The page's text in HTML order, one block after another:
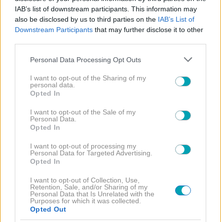
IAB’s list of downstream participants. This information may
also be disclosed by us to third parties on the IAB’s List of
Downstream Participants that may further disclose it to other
Please note that this website/app uses one or more Google
not limited to your visit or usage behaviour. You may click to
grant or deny consent to Google and its third-party tags to
use your data for below specified purposes in below Google
consent section.
Personal Data Processing Opt Outs
I want to opt-out of the Sharing of my
personal data.
Opted In
I want to opt-out of the Sale of my
Personal Data.
Opted In
I want to opt-out of processing my
Personal Data for Targeted Advertising.
Opted In
I want to opt-out of Collection, Use,
Retention, Sale, and/or Sharing of my
Personal Data that Is Unrelated with the
Purposes for which it was collected.
Opted Out
Το έργο σας κλείνει με τη γεύση της
μοιρασμένης χαράς. Σε μια εποχή έντονου
ατομικισμού, πόσο απαραίτητο είναι να
υπενθυμίζουμε στα παιδιά ότι η μεγαλύτερη
απόλαυση βρίσκεται σε αυτό που
δημιουργούμε και μοιραζόμαστε με τους
άλλους;
Ι.-Σ.Α.:Τα παιδιά πετυχαίνουν σε όλες τις
αποστολές κι ανακαλύπτουν τον «χρυσαφένιο»
παραπέρα: δεν αρκούνται στην κουλούρα της
Λαμπρής αλλά αυτοσχεδιάζουν και δημιουργούν
τα πρώτα κουλουράκια.
Σε αυτό το σημείο η ιστορία θα μπορούσε να
τελειώσει. Η μεγαλύτερη χαρά όμως δεν